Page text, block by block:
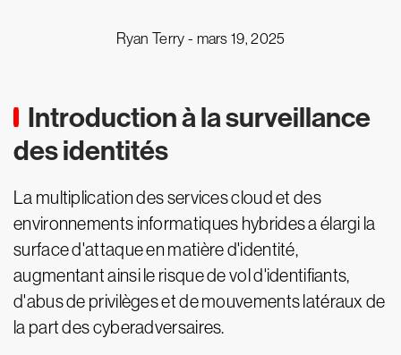
Ryan Terry - mars 19, 2025
Introduction à la surveillance
des identités
La multiplication des services cloud et des
environnements informatiques hybrides a élargi la
surface d'attaque en matière d'identité,
augmentant ainsi le risque de vol d'identifiants,
d'abus de privilèges et de mouvements latéraux de
la part des cyberadversaires.